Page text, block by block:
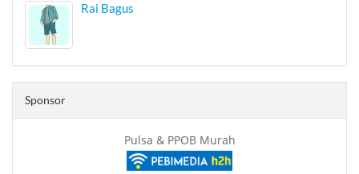
Rai Bagus
Sponsor
Pulsa & PPOB Murah